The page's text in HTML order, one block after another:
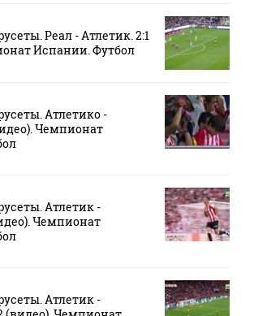
Реал - Атлетик. 2:1
Испании. Футбол
Атлетико -
Чемпионат
Атлетик -
Чемпионат
Атлетик -